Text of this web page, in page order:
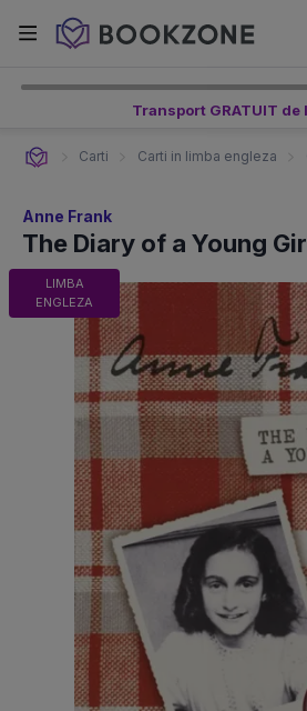
Transport GRATUIT de
Carti Carti in limba engleza
Anne Frank
The Diary of a Young
LIMBA
ENGLEZA